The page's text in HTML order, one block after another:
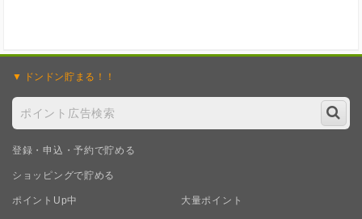
ドンドン貯まる！！
登録・申込・予約で貯める
ショッピングで貯める
ポイントUp中 大量ポイント